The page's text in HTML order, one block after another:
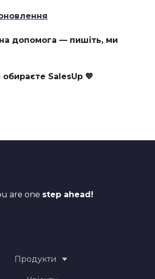
допомога — пишіть, ми
SalesUp 💙
are one step ahead!
Продукти